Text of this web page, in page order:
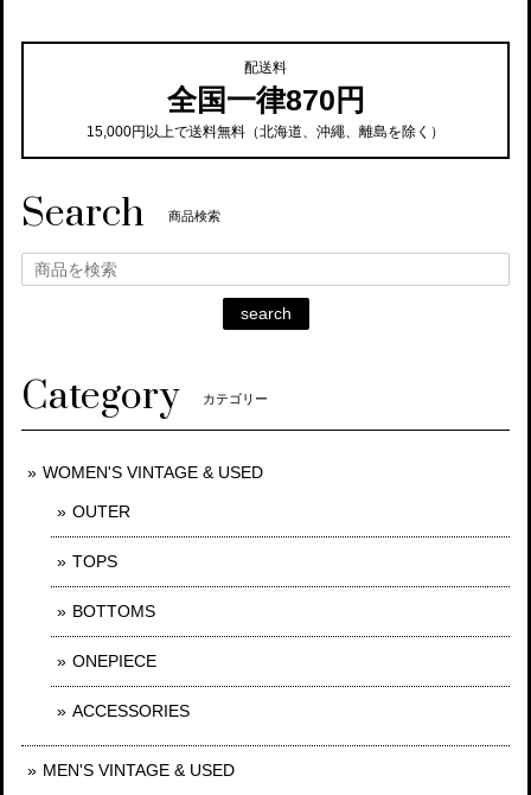
配送料
全国一律870円
15,000円以上で送料無料（北海道、沖繩、離島を除く）
Search 商品検索
search
Category カテゴリー
WOMEN'S VINTAGE & USED
OUTER
TOPS
BOTTOMS
ONEPIECE
ACCESSORIES
MEN'S VINTAGE & USED